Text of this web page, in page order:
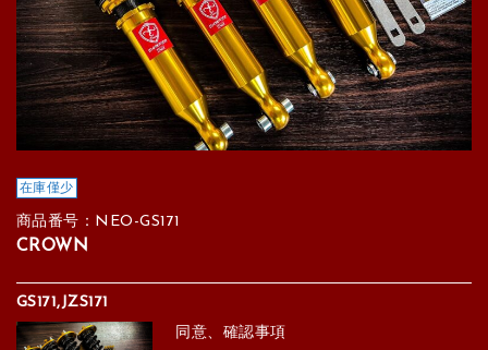
在庫僅少
商品番号：NEO-GS171
CROWN
GS171,JZS171
同意、確認事項